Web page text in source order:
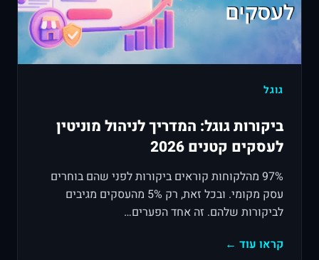
גוגל
ביקורות גוגל: המדריך לניהול מוניטין
לעסקים קטנים 2026
97% מהלקוחות קוראים ביקורות לפני שהם בוחרים
עסק מקומי. ובכל זאת, רק 5% מהעסקים מגיבים
לביקורות שלהם. זה אחד הפערים…
קראו עוד ←